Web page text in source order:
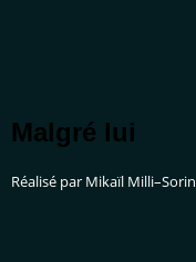
Malgré lui
Réalisé par Mikaïl Milli–Sorin